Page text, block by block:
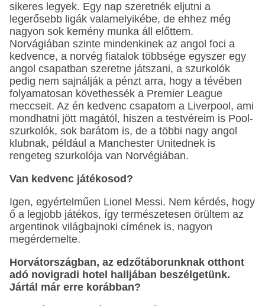
sikeres legyek. Egy nap szeretnék eljutni a
legerősebb ligák valamelyikébe, de ehhez még
nagyon sok kemény munka áll előttem.
Norvágiában szinte mindenkinek az angol foci a
kedvence, a norvég fiatalok többsége egyszer egy
angol csapatban szeretne játszani, a szurkolók
pedig nem sajnálják a pénzt arra, hogy a tévében
folyamatosan követhessék a Premier League
meccseit. Az én kedvenc csapatom a Liverpool, ami
mondhatni jött magától, hiszen a testvéreim is Pool-
szurkolók, sok barátom is, de a többi nagy angol
klubnak, például a Manchester Unitednek is
rengeteg szurkolója van Norvégiában.
Van kedvenc játékosod?
Igen, egyértelműen Lionel Messi. Nem kérdés, hogy
ő a legjobb játékos, így természetesen örültem az
argentinok világbajnoki címének is, nagyon
megérdemelte.
Horvátországban, az edzőtáborunknak otthont
adó novigradi hotel halljában beszélgetünk.
Jártál már erre korábban?